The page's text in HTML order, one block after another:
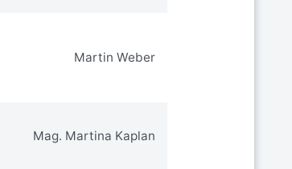
Martin Weber
Mag. Martina Kaplan